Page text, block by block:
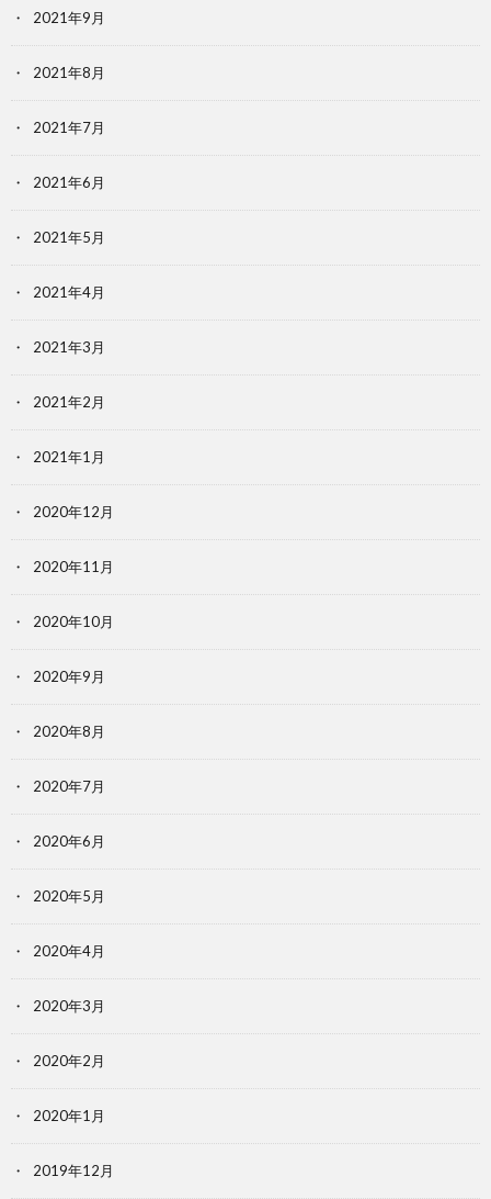
2021年9月
2021年8月
2021年7月
2021年6月
2021年5月
2021年4月
2021年3月
2021年2月
2021年1月
2020年12月
2020年11月
2020年10月
2020年9月
2020年8月
2020年7月
2020年6月
2020年5月
2020年4月
2020年3月
2020年2月
2020年1月
2019年12月